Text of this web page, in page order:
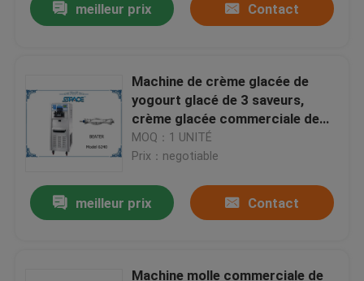
meilleur prix Contact
Machine de crème glacée de
yogourt glacé de 3 saveurs,
crème glacée commerciale de
yaourt faisant la machine
MOQ：1 UNITÉ
Prix：negotiable
meilleur prix Contact
Machine molle commerciale de